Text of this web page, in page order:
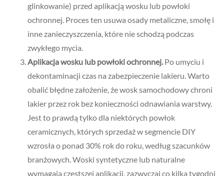
glinkowanie) przed aplikacją wosku lub powłoki
ochronnej. Proces ten usuwa osady metaliczne, smołę i
inne zanieczyszczenia, które nie schodzą podczas
zwykłego mycia.
Aplikacja wosku lub powłoki ochronnej. Po umyciu i
dekontaminacji czas na zabezpieczenie lakieru. Warto
obalić błędne założenie, że wosk samochodowy chroni
lakier przez rok bez konieczności odnawiania warstwy.
Jest to prawdą tylko dla niektórych powłok
ceramicznych, których sprzedaż w segmencie DIY
wzrosła o ponad 30% rok do roku, według szacunków
branżowych. Woski syntetyczne lub naturalne
wymagają częstszej aplikacji, zazwyczaj co kilka tygodni